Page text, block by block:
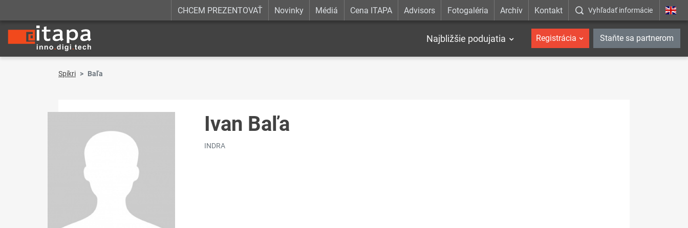
CHCEM PREZENTOVAŤ Novinky Médiá Cena ITAPA Advisors Fotogaléria Archív Kontakt Vyhľadať informácie
Najbližšie podujatia Registrácia Staňte sa partnerom
Spíkri Baľa
Ivan Baľa
INDRA